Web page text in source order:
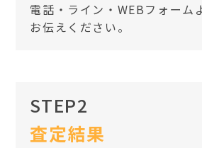
電話・ライン・WEBフォーム
お伝えください。
STEP2
査定結果